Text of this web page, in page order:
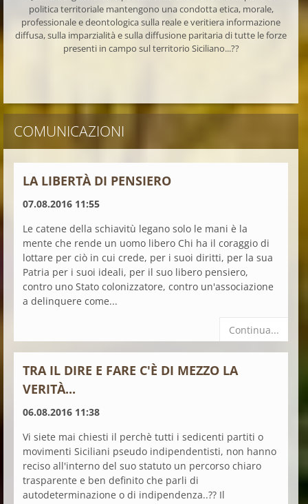
politica territoriale mantengono una condotta etica, morale,
professionale e deontologica sulla reale e veritiera informazione
diffusa, sulla imparzialità e sulla diffusione paritaria di tutte le forze
presenti in campo sul territorio Siciliano...??
COMUNICAZIONI
LA LIBERTÀ DI PENSIERO
07.08.2016 11:55
Le catene della schiavitù legano solo le mani è la
mente che rende un uomo libero Chi ha il coraggio di
lottare per ciò in cui crede, per i suoi diritti, per la sua
Patria per i suoi ideali, per il suo libero pensiero,
contro uno Stato colonizzatore, contro un'associazione
a delinquere come...
Continua...
TRA IL DIRE E FARE C'È DI MEZZO LA
VERITÀ...
06.08.2016 11:38
Vi siete mai chiesti il perchè tutti i sedicenti partiti o
movimenti Siciliani pseudo indipendentisti, non hanno
reciso all'interno del suo statuto un percorso chiaro
trasparente e ben definito che parli di
autodeterminazione o di indipendenza..?? Il